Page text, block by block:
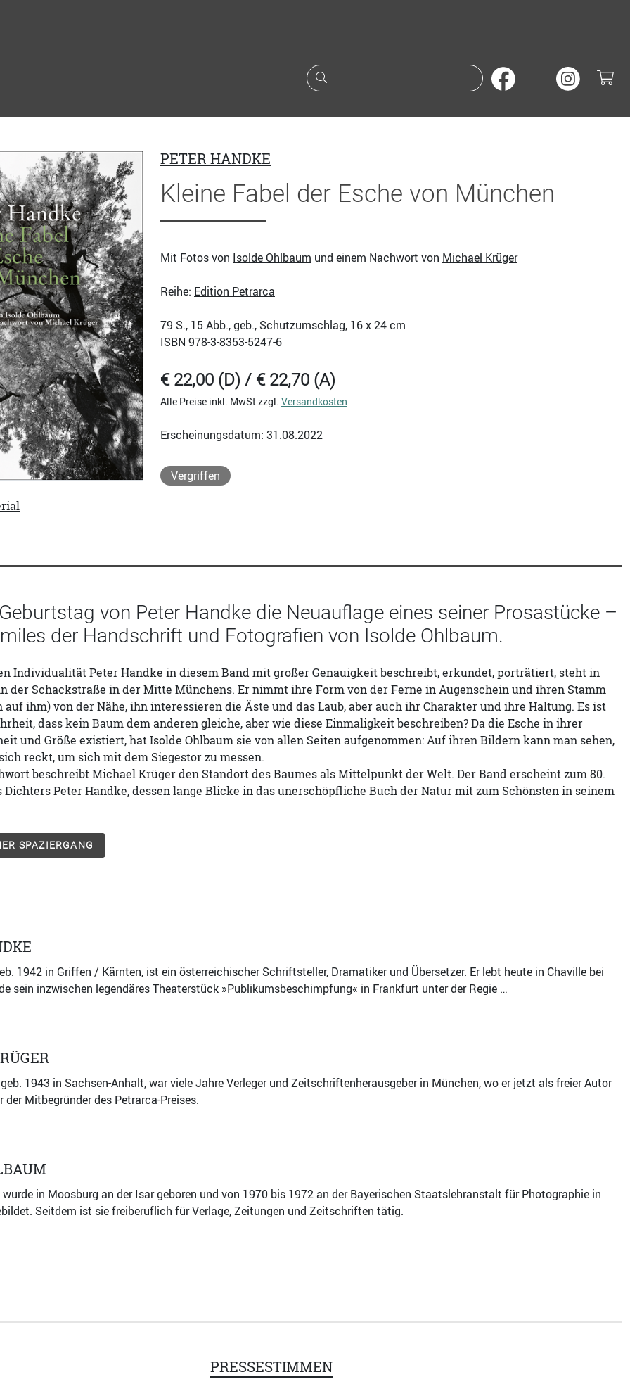
Suche nach Büchern oder
PETER HANDKE
Kleine Fabel der Esche von München
Mit Fotos von Isolde Ohlbaum und einem Nachwort von Michael Krüger
Reihe: Edition Petrarca
79 S., 15 Abb., geb., Schutzumschlag, 16 x 24 cm
ISBN 978-3-8353-5247-6
€ 22,00 (D) / € 22,70 (A)
Alle Preise inkl. MwSt zzgl. Versandkosten
Erscheinungsdatum: 31.08.2022
Vergriffen
von Peter Handke die Neuauflage eines seiner Prosastücke –
der Handschrift und Fotografien von Isolde Ohlbaum.
Individualität Peter Handke in diesem Band mit großer Genauigkeit beschreibt, erkundet, porträtiert, steht in
der Schackstraße in der Mitte Münchens. Er nimmt ihre Form von der Ferne in Augenschein und ihren Stamm
auf ihm) von der Nähe, ihn interessieren die Äste und das Laub, aber auch ihr Charakter und ihre Haltung. Es ist
dass kein Baum dem anderen gleiche, aber wie diese Einmaligkeit beschreiben? Da die Esche in ihrer
und Größe existiert, hat Isolde Ohlbaum sie von allen Seiten aufgenommen: Auf ihren Bildern kann man sehen,
reckt, um sich mit dem Siegestor zu messen.
beschreibt Michael Krüger den Standort des Baumes als Mittelpunkt der Welt. Der Band erscheint zum 80.
Dichters Peter Handke, dessen lange Blicke in das unerschöpfliche Buch der Natur mit zum Schönsten in seinem
SPAZIERGANG
1942 in Griffen / Kärnten, ist ein österreichischer Schriftsteller, Dramatiker und Übersetzer. Er lebt heute in Chaville bei
sein inzwischen legendäres Theaterstück »Publikumsbeschimpfung« in Frankfurt unter der Regie …
1943 in Sachsen-Anhalt, war viele Jahre Verleger und Zeitschriftenherausgeber in München, wo er jetzt als freier Autor
der Mitbegründer des Petrarca-Preises.
in Moosburg an der Isar geboren und von 1970 bis 1972 an der Bayerischen Staatslehranstalt für Photographie in
Seitdem ist sie freiberuflich für Verlage, Zeitungen und Zeitschriften tätig.
PRESSESTIMMEN